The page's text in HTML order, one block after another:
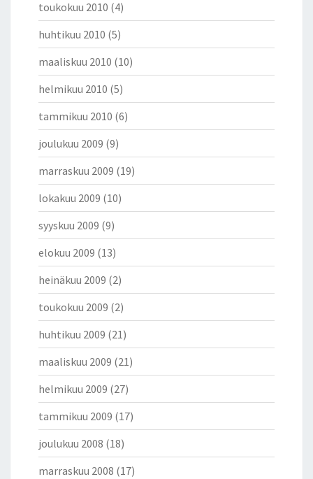
toukokuu 2010 (4)
huhtikuu 2010 (5)
maaliskuu 2010 (10)
helmikuu 2010 (5)
tammikuu 2010 (6)
joulukuu 2009 (9)
marraskuu 2009 (19)
lokakuu 2009 (10)
syyskuu 2009 (9)
elokuu 2009 (13)
heinäkuu 2009 (2)
toukokuu 2009 (2)
huhtikuu 2009 (21)
maaliskuu 2009 (21)
helmikuu 2009 (27)
tammikuu 2009 (17)
joulukuu 2008 (18)
marraskuu 2008 (17)